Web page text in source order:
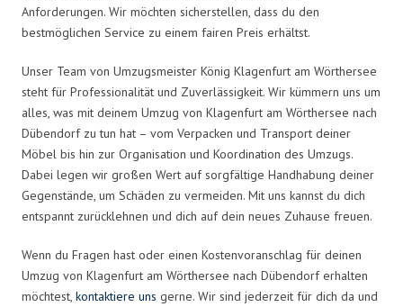
Anforderungen. Wir möchten sicherstellen, dass du den
bestmöglichen Service zu einem fairen Preis erhältst.
Unser Team von Umzugsmeister König Klagenfurt am Wörthersee
steht für Professionalität und Zuverlässigkeit. Wir kümmern uns um
alles, was mit deinem Umzug von Klagenfurt am Wörthersee nach
Dübendorf zu tun hat – vom Verpacken und Transport deiner
Möbel bis hin zur Organisation und Koordination des Umzugs.
Dabei legen wir großen Wert auf sorgfältige Handhabung deiner
Gegenstände, um Schäden zu vermeiden. Mit uns kannst du dich
entspannt zurücklehnen und dich auf dein neues Zuhause freuen.
Wenn du Fragen hast oder einen Kostenvoranschlag für deinen
Umzug von Klagenfurt am Wörthersee nach Dübendorf erhalten
möchtest, kontaktiere uns gerne. Wir sind jederzeit für dich da und